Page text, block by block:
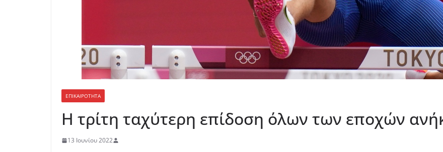
ΕΠΙΚΑΙΡΟΤΗΤΑ
Η τρίτη ταχύτερη επίδοση όλων των εποχών
13 Ιουνίου 2022